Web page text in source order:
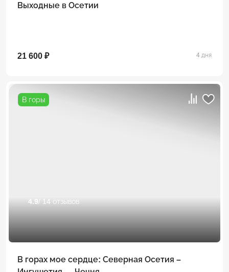
Выходные в Осетии
21 600 ₽ 4 дня
В горы
4.9 / 14 отзывов
В горах мое сердце: Северная Осетия –